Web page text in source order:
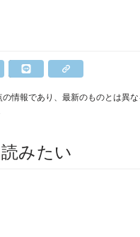
情報であり、最新のものとは異
みたい